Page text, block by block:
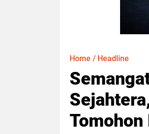
Home / Headline
Tomohon